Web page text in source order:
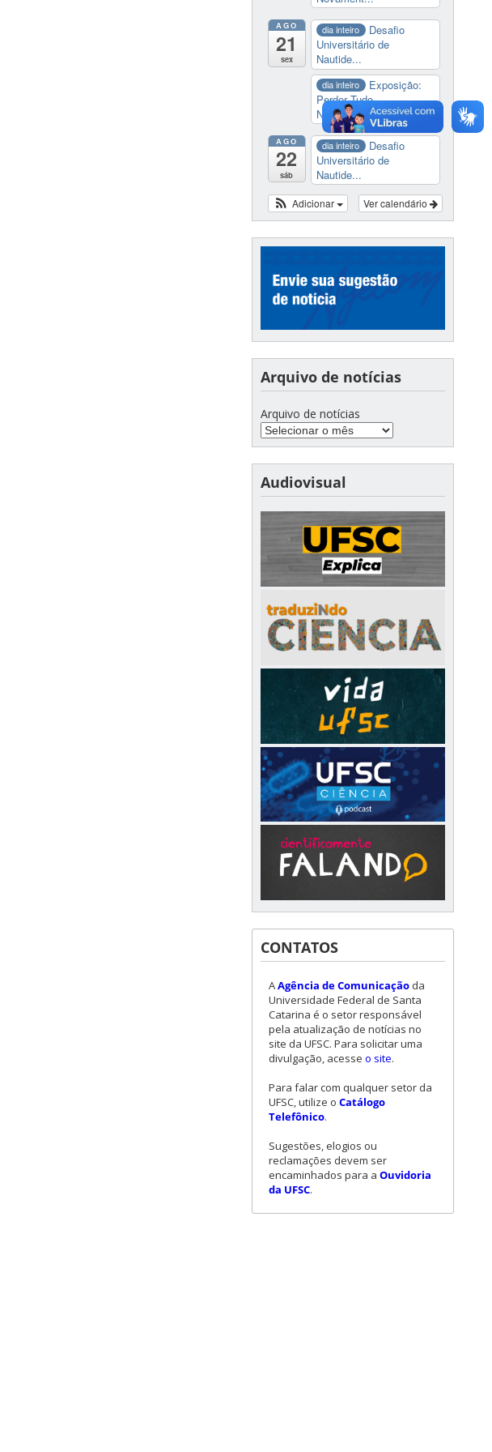
AGO
21
sex
dia inteiro
Desafio
Universitário de
Nautide...
dia inteiro
Exposição:
Perder Tudo.
Novament...
AGO
22
sáb
dia inteiro
Desafio
Universitário de
Nautide...
Ver calendário
Adicionar
Arquivo de notícias
Arquivo de notícias
Audiovisual
CONTATOS
AAgência de Comunicação da
Universidade Federal de Santa
Catarina é o setor responsável
pela atualização de notícias no
site da UFSC. Para solicitar uma
divulgação, acesse o site.
Para falar com qualquer setor da
UFSC, utilize o Catálogo
Telefônico.
Sugestões, elogios ou
reclamações devem ser
encaminhados para a Ouvidoria
da UFSC.